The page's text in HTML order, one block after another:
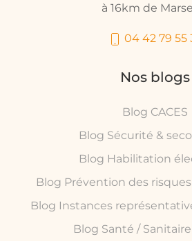
à 16km de
04 42 79 55
Nos blogs
Blog CACES
Blog Sécurité &
Blog Habilitation
Blog Prévention des
Blog Instances
Blog Santé / Sanitaire